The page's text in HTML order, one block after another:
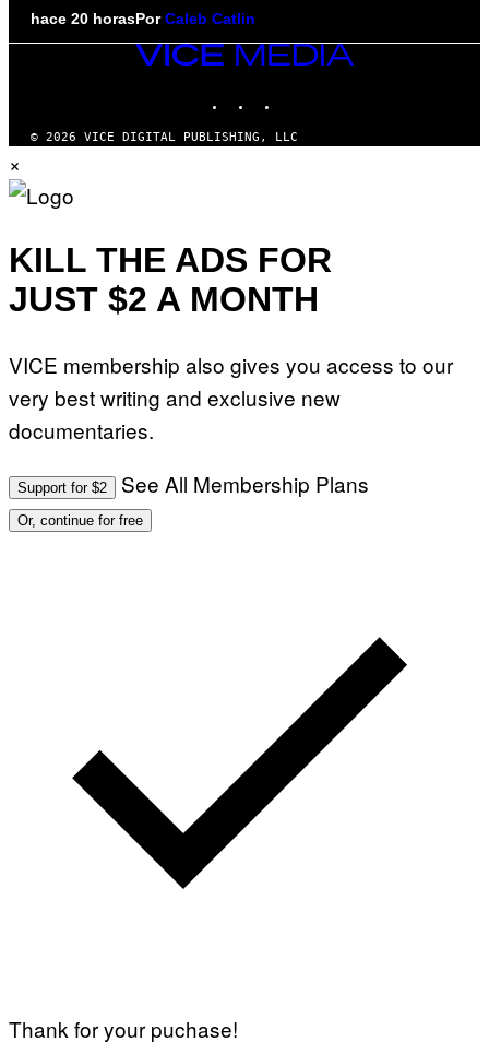
hace 20 horasPorCaleb Catlin
VICE
MEDIA
© 2026 VICE DIGITAL PUBLISHING, LLC
×
KILL THE ADS FOR
JUST $2 A MONTH
VICE membership also gives you access to our
very best writing and exclusive new
documentaries.
Support for $2 See All Membership Plans
Or, continue for free
Thank for your puchase!